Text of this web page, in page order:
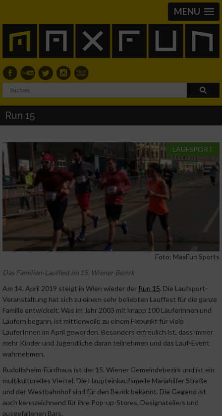
MENU
Run 15
LAUFSPORT
Foto: MaxFun Sports
Das Familien-Lauffest im 15. Wiener Bezirk
Am 14. April 2019 steigt in Wien wieder der Run 15. Die Laufsport-
Veranstaltung hat sich zu einem sehr beliebten Lauffest für die ganze
Familie entwickelt. Was im Jahr 2003 mit knapp 100 Läuferinnen und
Läufern begann, ist mittlerweile zu einem Fixpunkt für viele
LäuferInnen im April geworden. Besonders erfreulich ist, dass immer
mehr Kinder und Jugendliche daran teilnehmen und das Lauf-Event
wahrnehmen.
Rudolfsheim-Fünfhaus ist der 15. Wiener Gemeindebezirk und ist ein
multikulturelles Viertel. Die Haupteinkaufsmeile Mariahilfer Straße
und der Westbahnhof sind für den Bezirk bekannt. Die Gegend ist
auch kennzeichnend für ihre Pop-up-Stores, Designateliers und
ausgefallenen Bars.